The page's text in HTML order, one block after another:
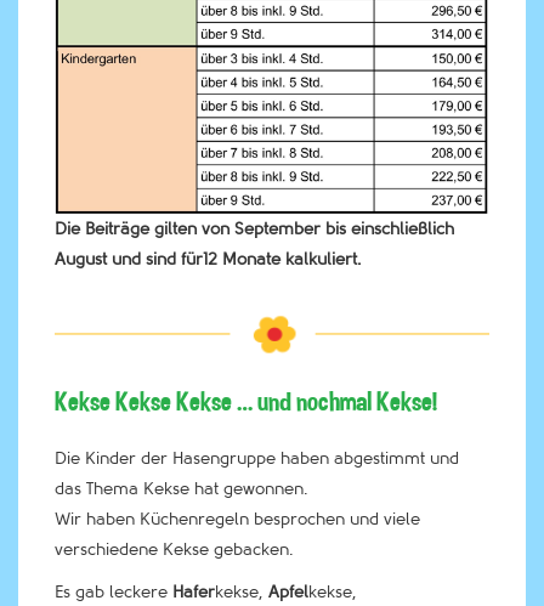
Die Beiträge gilten von September bis einschließlich
August und sind für12 Monate kalkuliert.
Kekse Kekse Kekse … und nochmal Kekse!
Die Kinder der Hasengruppe haben abgestimmt und
das Thema Kekse hat gewonnen.
Wir haben Küchenregeln besprochen und viele
verschiedene Kekse gebacken.
Es gab leckere Haferkekse, Apfelkekse,